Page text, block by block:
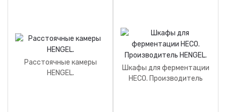
Расстоячные камеры
HENGEL.
Шкафы для ферментации
HECO. Производитель